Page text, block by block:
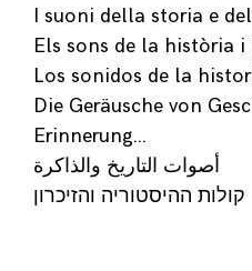
I suoni della storia e
Els sons de la història
Los sonidos de la
Die Geräusche von
Erinnerung…
أصوات التاريخ والذاكرة
קולות ההיסטוריה והזיכרון